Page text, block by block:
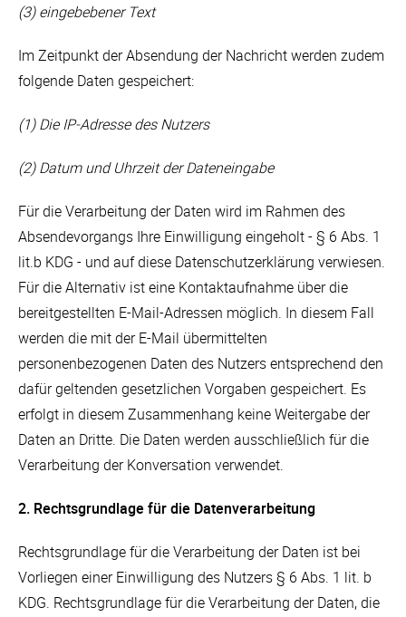
(3) eingebebener Text
Im Zeitpunkt der Absendung der Nachricht werden zudem
folgende Daten gespeichert:
(1) Die IP-Adresse des Nutzers
(2) Datum und Uhrzeit der Dateneingabe
Für die Verarbeitung der Daten wird im Rahmen des
Absendevorgangs Ihre Einwilligung eingeholt - § 6 Abs. 1
lit.b KDG - und auf diese Datenschutzerklärung verwiesen.
Für die Alternativ ist eine Kontaktaufnahme über die
bereitgestellten E-Mail-Adressen möglich. In diesem Fall
werden die mit der E-Mail übermittelten
personenbezogenen Daten des Nutzers entsprechend den
dafür geltenden gesetzlichen Vorgaben gespeichert. Es
erfolgt in diesem Zusammenhang keine Weitergabe der
Daten an Dritte. Die Daten werden ausschließlich für die
Verarbeitung der Konversation verwendet.
2. Rechtsgrundlage für die Datenverarbeitung
Rechtsgrundlage für die Verarbeitung der Daten ist bei
Vorliegen einer Einwilligung des Nutzers § 6 Abs. 1 lit. b
KDG. Rechtsgrundlage für die Verarbeitung der Daten, die